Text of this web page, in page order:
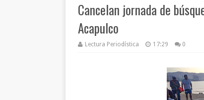
Cancelan jornada de
Acapulco
Lectura Periodística 17:29 0